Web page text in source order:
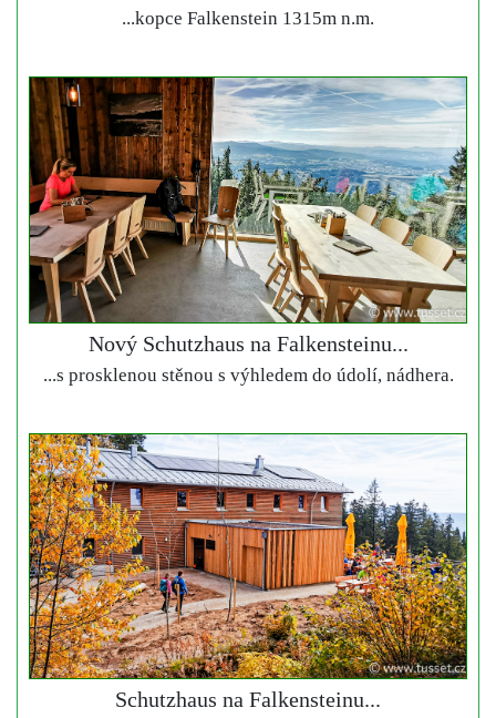
...kopce Falkenstein 1315m n.m.
Nový Schutzhaus na Falkensteinu...
...s prosklenou stěnou s výhledem do údolí, nádhera.
Schutzhaus na Falkensteinu...